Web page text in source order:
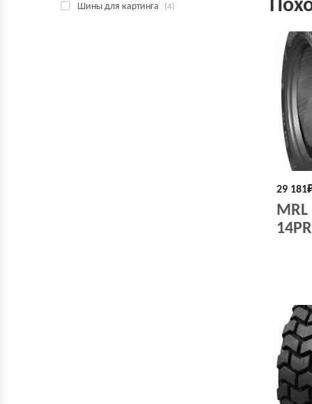
29 181
MRL
Шины для картинга (4)